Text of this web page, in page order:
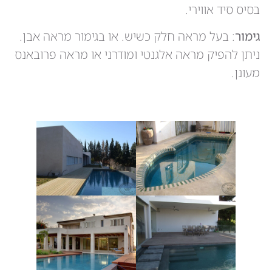
בסיס סיד אווירי.
גימור: בעל מראה חלק כשיש. או בגימור מראה אבן.
ניתן להפיק מראה אלגנטי ומודרני או מראה פרובאנס
מעונן.